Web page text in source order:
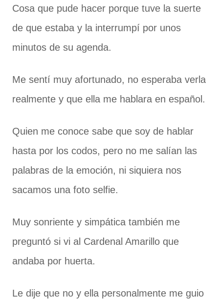
Cosa que pude hacer porque tuve la suerte
de que estaba y la interrumpí por unos
minutos de su agenda.
Me sentí muy afortunado, no esperaba verla
realmente y que ella me hablara en español.
Quien me conoce sabe que soy de hablar
hasta por los codos, pero no me salían las
palabras de la emoción, ni siquiera nos
sacamos una foto selfie.
Muy sonriente y simpática también me
preguntó si vi al Cardenal Amarillo que
andaba por huerta.
Le dije que no y ella personalmente me guio